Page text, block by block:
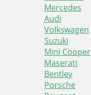
Mercedes
Audi
Volkswagen
Suzuki
Mini Cooper
Maserati
Bentley
Porsche